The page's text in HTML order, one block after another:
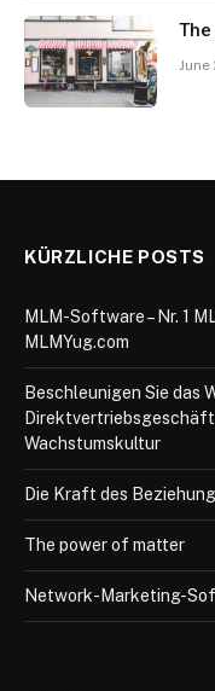
June
KÜRZLICHE POSTS
MLM-Software – Nr. 1
MLMYug.com
Beschleunigen Sie das
Wachstumskultur
Die Kraft des
The power of matter
Network-Marketing-